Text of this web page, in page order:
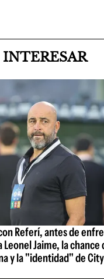
Referí, antes de
Leonel Jaime, la
y la "identidad" de